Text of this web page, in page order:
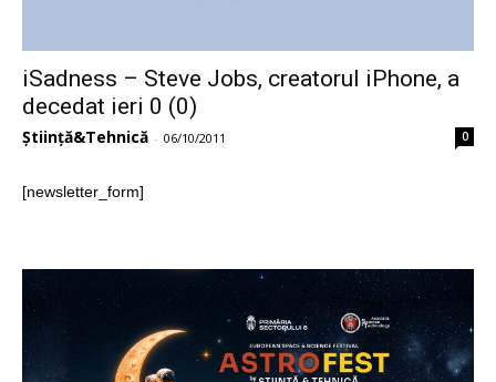
iSadness – Steve Jobs, creatorul iPhone, a
decedat ieri 0 (0)
Știință&Tehnică - 06/10/2011 0
[newsletter_form]